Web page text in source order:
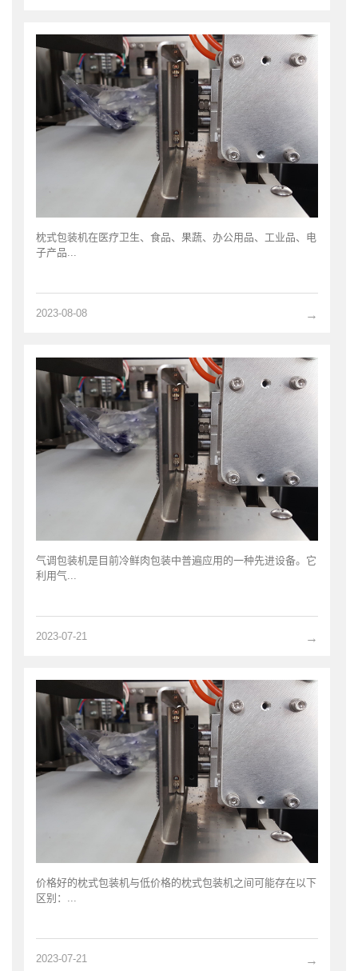
枕式包装机在医疗卫生、食品、果蔬、办公用品、工业品、电
子产品...
→
2023-08-08
气调包装机是目前冷鲜肉包装中普遍应用的一种先进设备。它
利用气...
→
2023-07-21
价格好的枕式包装机与低价格的枕式包装机之间可能存在以下
区别：...
→
2023-07-21